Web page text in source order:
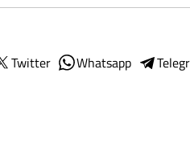
Twitter Whatsapp